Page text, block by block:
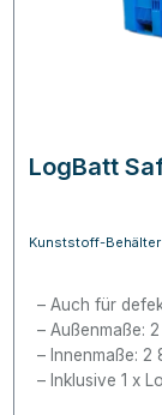
LogBatt
Kunststoff-
Auch für
Außenmaße:
Innenmaße: 2
Inklusive 1 x